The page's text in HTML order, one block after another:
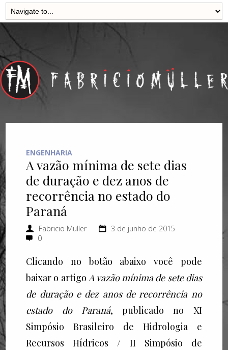
ENGENHARIA
A vazão mínima de sete dias
de duração e dez anos de
recorrência no estado do
Paraná
Fabricio Muller
3 de junho de 2015
0
Clicando no botão abaixo você pode
baixar o artigo A vazão mínima de sete dias
de duração e dez anos de recorrência no
estado do Paraná, publicado no XI
Simpósio Brasileiro de Hidrologia e
Recursos Hídricos / II Simpósio de